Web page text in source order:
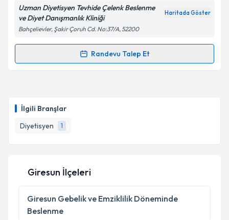
İlgili Branşlar
Diyetisyen
1
Uzman Diyetisyen Tevhide Çelenk Beslenme
ve Diyet Danışmanlık Kliniği
Haritada Göster
Bahçelievler, Şakir Çoruh Cd. No:37/A, 52200
Randevu Talep Et
Randevu Takvimi Talebi
için bir takvim hazırlandığında e-posta ile
bilgilendireceğiz.
E-posta Adresiniz
Kişisel verilerimin işlenmesine ilişkin Aydınlatma
Metni'ni okudum ve kişisel verilerimin belirtilen
kapsamda işlenmesini kabul ediyorum.
Giresun İlçeleri
Giresun Gebelik ve Emziklilik Döneminde
Beslenme